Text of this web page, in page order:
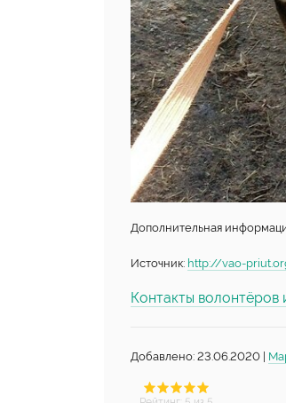
Дополнительная
Источник: http://vao-
Контакты
Добавлено: 23.06.2020 |